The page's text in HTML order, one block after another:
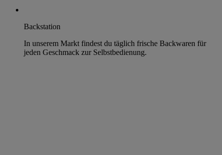
Backstation
In unserem Markt findest du täglich frische Backwaren für
jeden Geschmack zur Selbstbedienung.